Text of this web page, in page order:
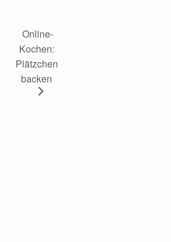
Online-
Kochen:
Plätzchen
backen